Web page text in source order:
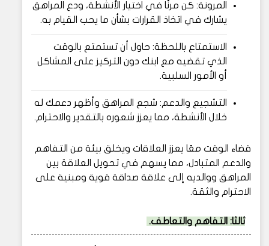
المرونة: كن مرنًا في اختيار الأنشطة، ودع المراهق
يشارك في اتخاذ القرارات بشأن ما يحب القيام به.
الاستمتاع باللحظة: حاول أن تستمتع بالوقت
الذي تقضيه مع ابنك دون التركيز على المشاكل
أو الأمور السلبية.
التشجيع والدعم: شجع المراهق وأظهر دعمك له
خلال الأنشطة، مما يعزز شعوره بالتقدير والاحترام.
قضاء الوقت معًا يعزز العلاقات ويخلق بيئة من التفاهم
والدعم المتبادل، مما يسهم في تحويل العلاقة بين
المراهق ووالديه إلى علاقة صداقة قوية ومبنية على
الاحترام والثقة.
ثالثا: التفاهم والتعاطف.